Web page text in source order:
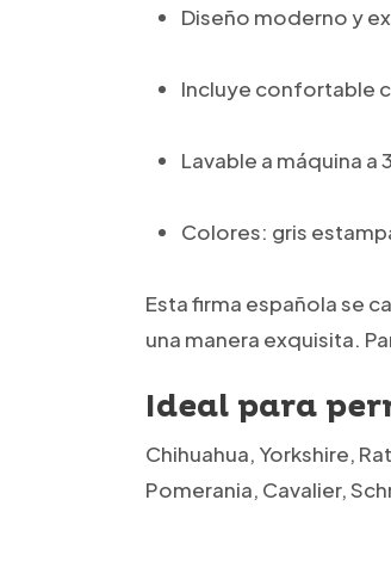
Diseño moderno y
Incluye confortable
Lavable a máquina a
Colores: gris
Esta firma española se
una manera exquisita.
Ideal para
Chihuahua, Yorkshire,
Pomerania, Cavalier,